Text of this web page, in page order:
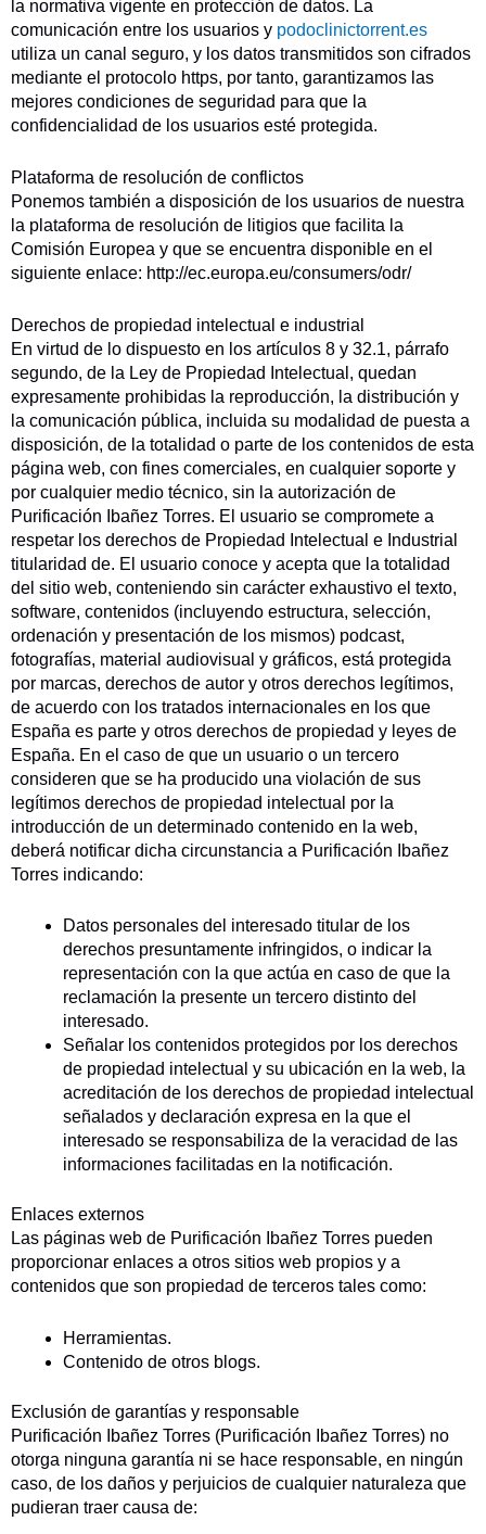
la normativa vigente en protección de datos. La
comunicación entre los usuarios y podoclinictorrent.es
utiliza un canal seguro, y los datos transmitidos son cifrados
mediante el protocolo https, por tanto, garantizamos las
mejores condiciones de seguridad para que la
confidencialidad de los usuarios esté protegida.
Plataforma de resolución de conflictos
Ponemos también a disposición de los usuarios de nuestra
la plataforma de resolución de litigios que facilita la
Comisión Europea y que se encuentra disponible en el
siguiente enlace: http://ec.europa.eu/consumers/odr/
Derechos de propiedad intelectual e industrial
En virtud de lo dispuesto en los artículos 8 y 32.1, párrafo
segundo, de la Ley de Propiedad Intelectual, quedan
expresamente prohibidas la reproducción, la distribución y
la comunicación pública, incluida su modalidad de puesta a
disposición, de la totalidad o parte de los contenidos de esta
página web, con fines comerciales, en cualquier soporte y
por cualquier medio técnico, sin la autorización de
Purificación Ibañez Torres. El usuario se compromete a
respetar los derechos de Propiedad Intelectual e Industrial
titularidad de. El usuario conoce y acepta que la totalidad
del sitio web, conteniendo sin carácter exhaustivo el texto,
software, contenidos (incluyendo estructura, selección,
ordenación y presentación de los mismos) podcast,
fotografías, material audiovisual y gráficos, está protegida
por marcas, derechos de autor y otros derechos legítimos,
de acuerdo con los tratados internacionales en los que
España es parte y otros derechos de propiedad y leyes de
España. En el caso de que un usuario o un tercero
consideren que se ha producido una violación de sus
legítimos derechos de propiedad intelectual por la
introducción de un determinado contenido en la web,
deberá notificar dicha circunstancia a Purificación Ibañez
Torres indicando:
Datos personales del interesado titular de los
derechos presuntamente infringidos, o indicar la
representación con la que actúa en caso de que la
reclamación la presente un tercero distinto del
interesado.
Señalar los contenidos protegidos por los derechos
de propiedad intelectual y su ubicación en la web, la
acreditación de los derechos de propiedad intelectual
señalados y declaración expresa en la que el
interesado se responsabiliza de la veracidad de las
informaciones facilitadas en la notificación.
Enlaces externos
Las páginas web de Purificación Ibañez Torres pueden
proporcionar enlaces a otros sitios web propios y a
contenidos que son propiedad de terceros tales como:
Herramientas.
Contenido de otros blogs.
Exclusión de garantías y responsable
Purificación Ibañez Torres (Purificación Ibañez Torres) no
otorga ninguna garantía ni se hace responsable, en ningún
caso, de los daños y perjuicios de cualquier naturaleza que
pudieran traer causa de: